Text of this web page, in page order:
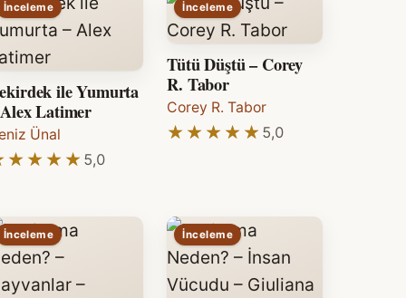
İnceleme
ile Yumurta
Latimer
Ünal
5,0
İnceleme
Tütü Düştü – Corey
R. Tabor
Corey R. Tabor
★★★★★
★★★★★ 5,0
İnceleme İnceleme